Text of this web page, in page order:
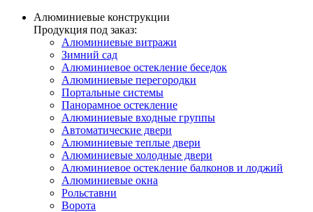
Алюминиевые конструкции
Продукция под заказ:
Алюминиевые витражи
Зимний сад
Алюминиевое остекление беседок
Алюминиевые перегородки
Портальные системы
Панорамное остекление
Алюминиевые входные группы
Автоматические двери
Алюминиевые теплые двери
Алюминиевые холодные двери
Алюминиевое остекление балконов и лоджий
Алюминиевые окна
Рольставни
Ворота